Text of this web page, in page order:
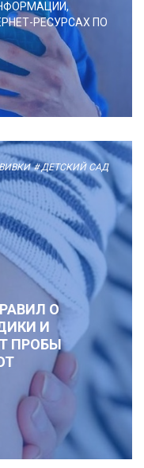
РЕСУРСАХ ПО
# ДЕТСКИЙ САД
О
И
ПРОБЫ